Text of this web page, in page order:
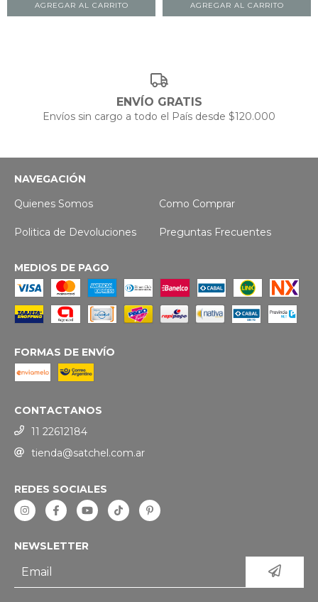
AGREGAR AL CARRITO AGREGAR AL CARRITO
ENVÍO GRATIS
Envíos sin cargo a todo el País desde $120.000
NAVEGACIÓN
Quienes Somos
Como Comprar
Politica de Devoluciones Preguntas Frecuentes
MEDIOS DE PAGO
FORMAS DE ENVÍO
CONTACTANOS
11 22612184
tienda@satchel.com.ar
REDES SOCIALES
NEWSLETTER